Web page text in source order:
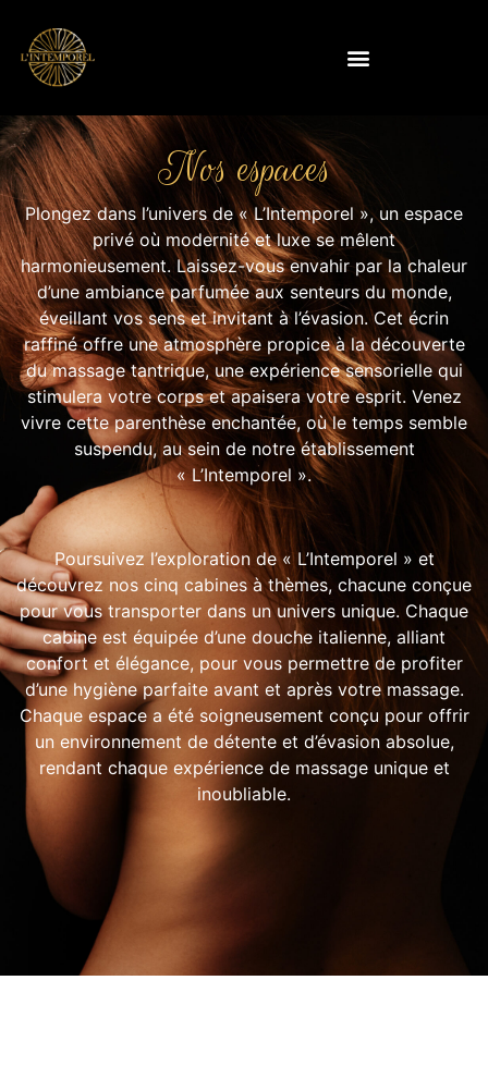
Nos espaces
Plongez dans l’univers de « L’Intemporel », un espace
privé où modernité et luxe se mêlent
harmonieusement. Laissez-vous envahir par la chaleur
d’une ambiance parfumée aux senteurs du monde,
éveillant vos sens et invitant à l’évasion. Cet écrin
raffiné offre une atmosphère propice à la découverte
du massage tantrique, une expérience sensorielle qui
stimulera votre corps et apaisera votre esprit. Venez
vivre cette parenthèse enchantée, où le temps semble
suspendu, au sein de notre établissement
« L’Intemporel ».
Poursuivez l’exploration de « L’Intemporel » et
découvrez nos cinq cabines à thèmes, chacune conçue
pour vous transporter dans un univers unique. Chaque
cabine est équipée d’une douche italienne, alliant
confort et élégance, pour vous permettre de profiter
d’une hygiène parfaite avant et après votre massage.
Chaque espace a été soigneusement conçu pour offrir
un environnement de détente et d’évasion absolue,
rendant chaque expérience de massage unique et
inoubliable.